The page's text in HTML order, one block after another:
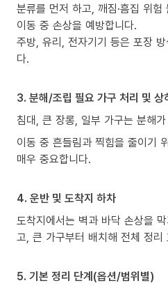
분류를 먼저 하고, 깨짐·흠집 위
이동 중 손상을 예방합니다.
주방, 유리, 전자기기 등은 포장
다.
3. 분해/조립 필요 가구 처리 및 상
침대, 큰 장롱, 일부 가구는 분해
이동 중 흔들림과 찍힘을 줄이기
매우 중요합니다.
4. 운반 및 도착지 하차
도착지에서는 벽과 바닥 손상을
고, 큰 가구부터 배치해 전체 정리
5. 기본 정리 단계(옵션/범위별)